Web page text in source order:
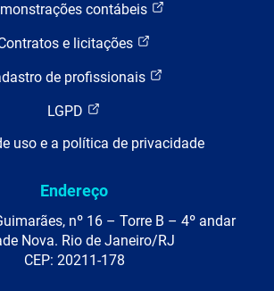
contábeis
e licitações
de profissionais
LGPD
uso e a política de privacidade
Endereço
nº 16 – Torre B – 4º andar
Nova. Rio de Janeiro/RJ
CEP: 20211-178